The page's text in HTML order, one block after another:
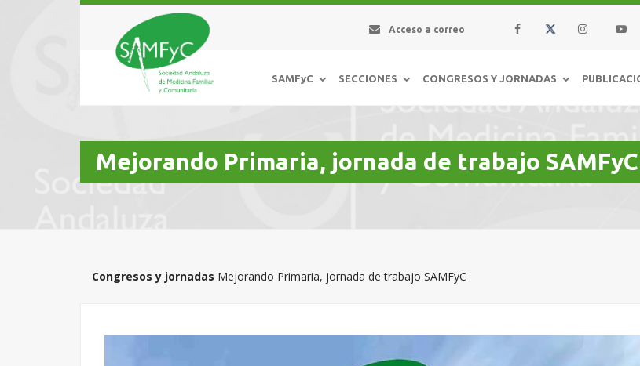
Acceso a correo
SAMFyC SECCIONES CONGRESOS Y JORNADAS
Mejorando Primaria, jornada de trabajo SAMFyC
Congresos y jornadas Mejorando Primaria, jornada de trabajo SAMFyC